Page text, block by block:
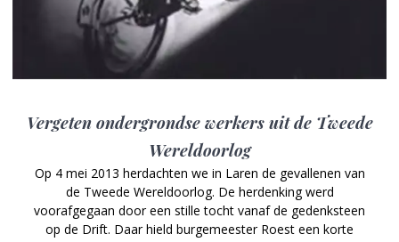
Vergeten ondergrondse werkers uit de Tweede
Wereldoorlog
Op 4 mei 2013 herdachten we in Laren de gevallenen van
de Tweede Wereldoorlog. De herdenking werd
voorafgegaan door een stille tocht vanaf de gedenksteen
op de Drift. Daar hield burgemeester Roest een korte